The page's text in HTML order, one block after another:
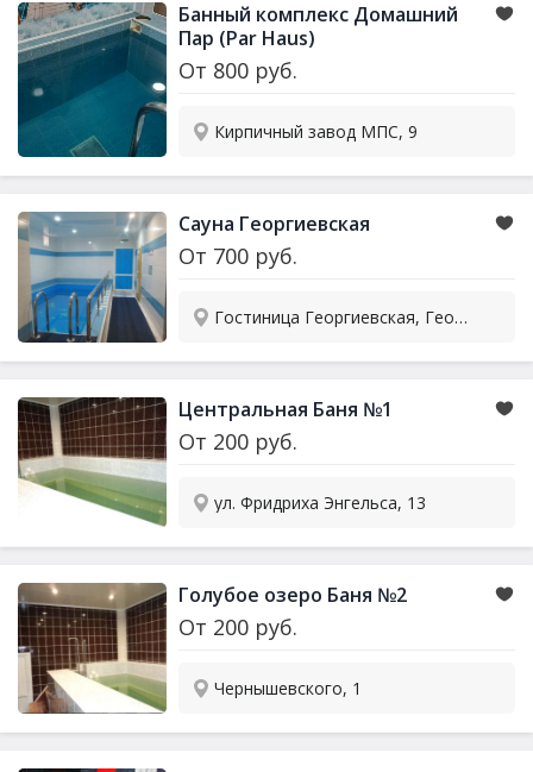
Банный комплекс Домашний
Пар (Par Haus)
От 800 руб.
Кирпичный завод МПС, 9
Сауна Георгиевская
От 700 руб.
Гостиница Георгиевская, Георгиевская, 28
Центральная Баня №1
От 200 руб.
ул. Фридриха Энгельса, 13
Голубое озеро Баня №2
От 200 руб.
Чернышевского, 1